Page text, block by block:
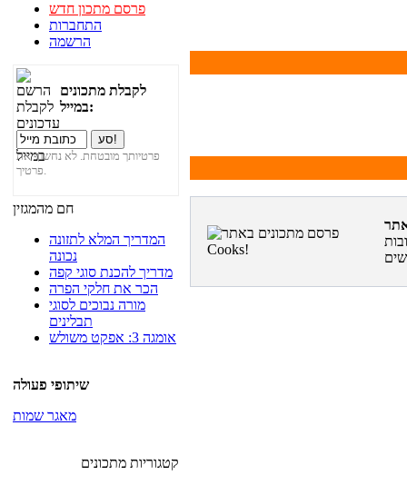
פרסם מתכון חדש
התחברות
הרשמה
לקבלת מתכונים
במייל:
פרטיותך מובטחת. לא נחשוף את
פרטיך.
חם מהמגזין
המדריך המלא לתזונה
נכונה
מדריך להכנת סוגי קפה
הכר את חלקי הפרה
מורה נבוכים לסוגי
תבלינים
אומגה 3: אפקט משולש
שיתופי פעולה
מאגר שמות
קטגוריות מתכונים